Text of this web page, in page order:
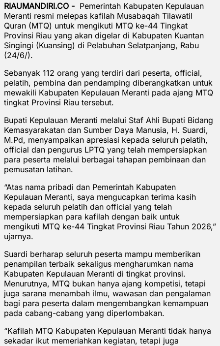
RIAUMANDIRI.CO - Pemerintah Kabupaten Kepulauan
Meranti resmi melepas kafilah Musabaqah Tilawatil
Quran (MTQ) untuk mengikuti MTQ ke-44 Tingkat
Provinsi Riau yang akan digelar di Kabupaten Kuantan
Singingi (Kuansing) di Pelabuhan Selatpanjang, Rabu
(24/6/).
Sebanyak 112 orang yang terdiri dari peserta, official,
pelatih, pembina dan pendamping diberangkatkan untuk
mewakili Kabupaten Kepulauan Meranti pada ajang MTQ
tingkat Provinsi Riau tersebut.
Bupati Kepulauan Meranti melalui Staf Ahli Bupati Bidang
Kemasyarakatan dan Sumber Daya Manusia, H. Suardi,
M.Pd, menyampaikan apresiasi kepada seluruh pelatih,
official dan pengurus LPTQ yang telah mempersiapkan
para peserta melalui berbagai tahapan pembinaan dan
pemusatan latihan.
“Atas nama pribadi dan Pemerintah Kabupaten
Kepulauan Meranti, saya mengucapkan terima kasih
kepada seluruh pelatih dan official yang telah
mempersiapkan para kafilah dengan baik untuk
mengikuti MTQ ke-44 Tingkat Provinsi Riau Tahun 2026,”
ujarnya.
Suardi berharap seluruh peserta mampu memberikan
penampilan terbaik sekaligus mengharumkan nama
Kabupaten Kepulauan Meranti di tingkat provinsi.
Menurutnya, MTQ bukan hanya ajang kompetisi, tetapi
juga sarana menambah ilmu, wawasan dan pengalaman
bagi para peserta dalam mengembangkan kemampuan
pada cabang-cabang yang diperlombakan.
“Kafilah MTQ Kabupaten Kepulauan Meranti tidak hanya
sekadar ikut memeriahkan kegiatan, tetapi juga